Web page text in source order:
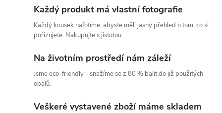
Každý produkt má vlastní fotografie
Každý kousek nafotíme, abyste měli jasný přehled o tom, co si
pořizujete. Nakupujte s jistotou.
Na životním prostředí nám záleží
Jsme eco-friendly - snažíme se z 80 % balit do již použitých
obalů.
Veškeré vystavené zboží máme skladem